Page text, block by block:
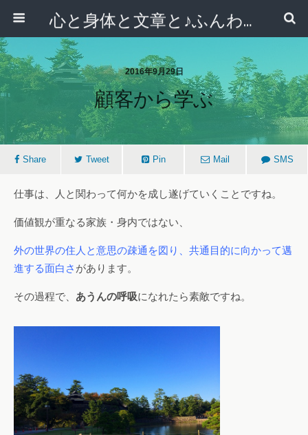
心と身体と文章と♪ふんわりシンプルライフ講座 【西宮・宝塚】
2016年9月29日
顧客から学ぶ
Share Tweet Pin Mail SMS
仕事は、人と関わって何かを成し遂げていくことですね。
価値観が重なる家族・身内ではない、
外の世界の住人と意思の疎通を図り、 共通目的に向かって邁
進する面白さ があります。
その過程で、 あうんの呼吸になれたら素敵ですね。